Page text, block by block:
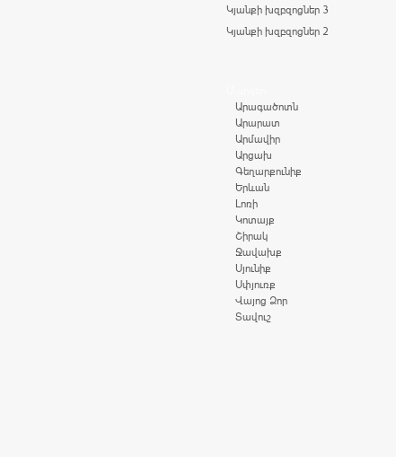
Կյանքի խզբզոցներ 3
Կյանքի խզբզոցներ 2
Արագածոտն
Արարատ
Արմավիր
Արցախ
Գեղարքունիք
Երևան
Լոռի
Կոտայք
Շիրակ
Ջավախք
Սյունիք
Սփյուռք
Վայոց Ձոր
Տավուշ